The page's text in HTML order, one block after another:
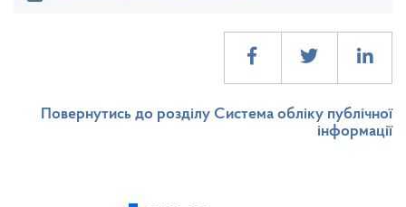
Повернутись до розділу Система обліку публічної
інформації